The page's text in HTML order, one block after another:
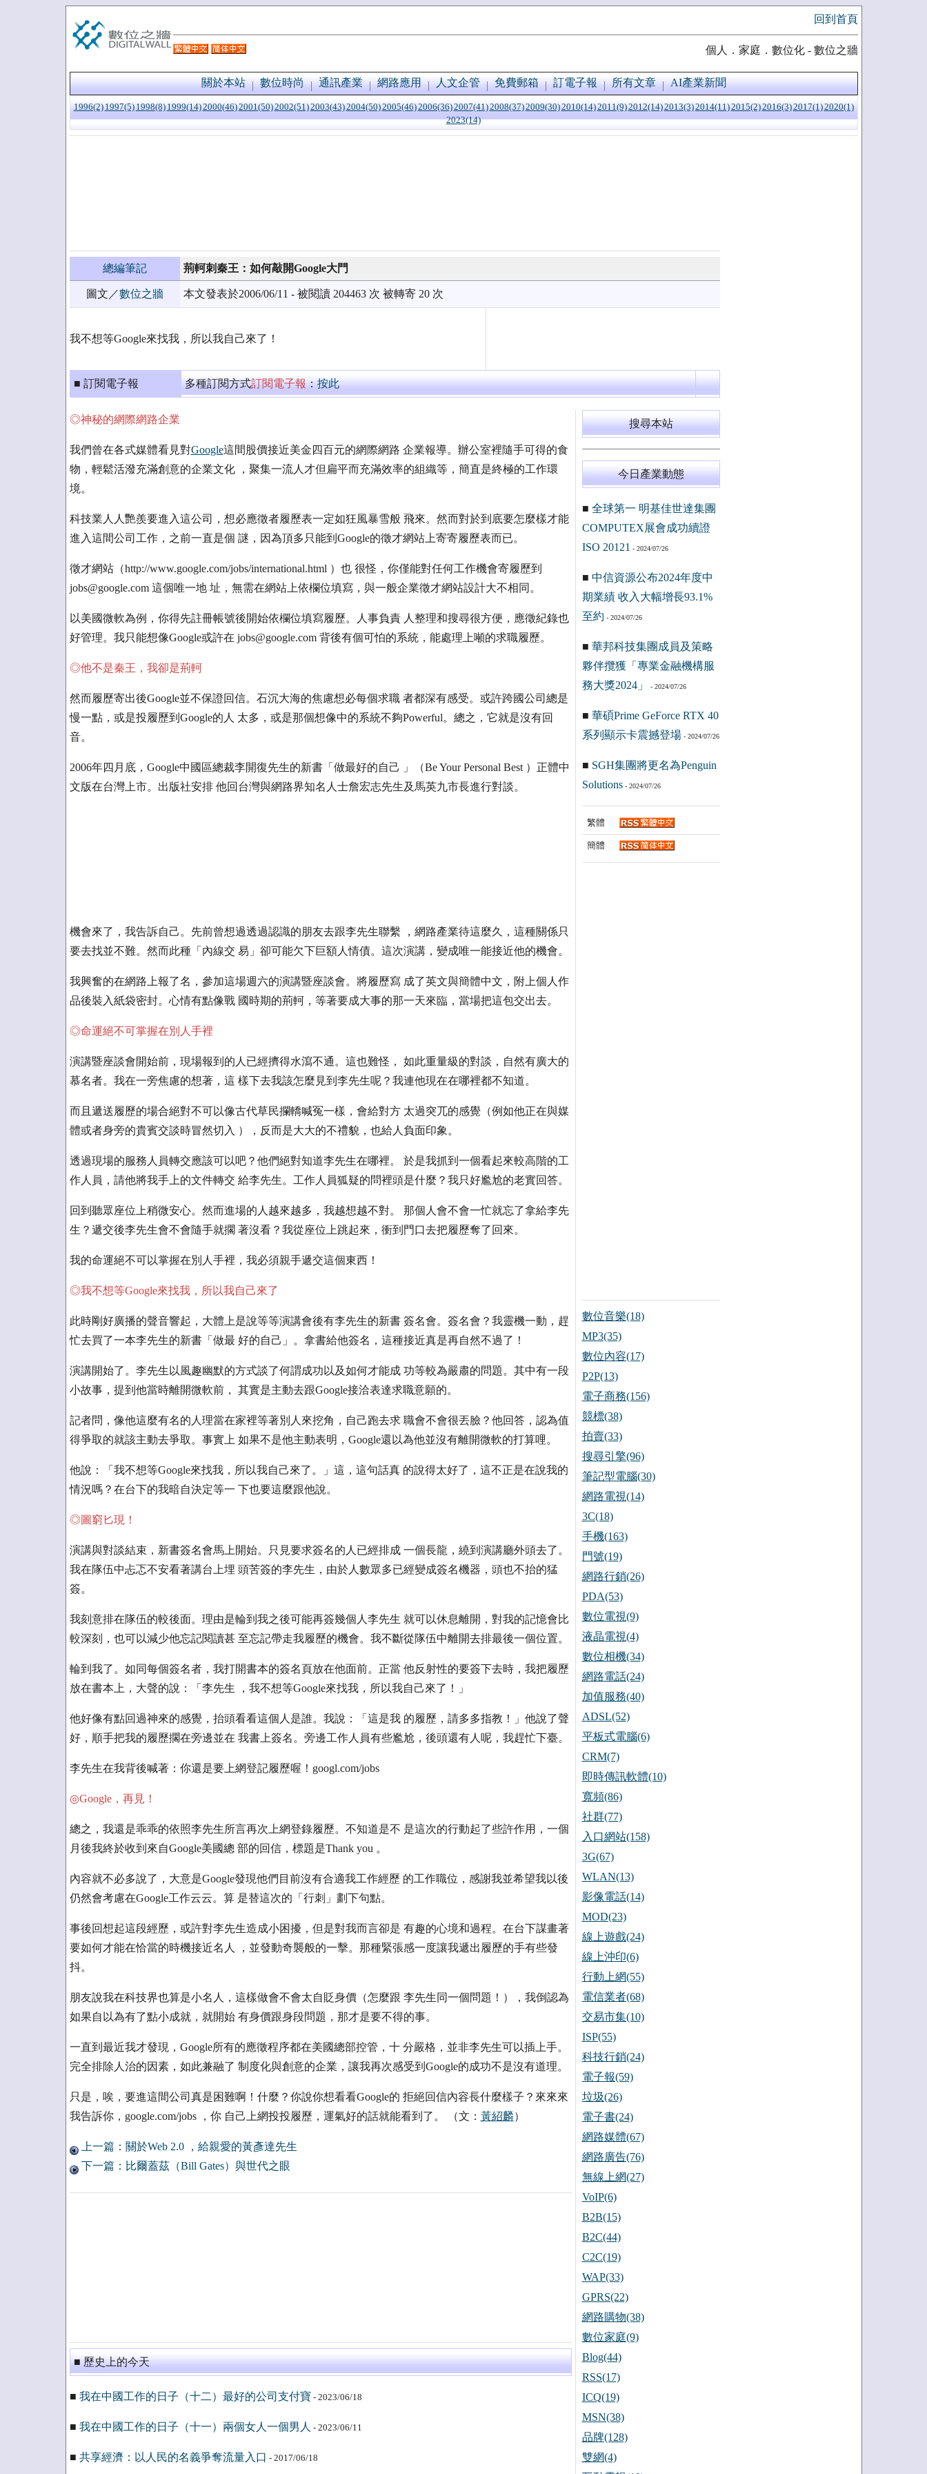
回到首頁
個人．家庭．數位化 - 數位之牆
關於本站 數位時尚 通訊產業 網路應用 人文企管 免費郵箱 訂電子報 所有文章 AI產業新聞
1996(2) 1997(5) 1998(8) 1999(14)2000(46)2001(50)2002(51)2003(43)2004(50)2005(46)2006(36)2007(41)2008(37)2009(30)2010(14)2011(9)2012(14)2013(3)2014(11)2015(2)2016(3)2017(1)2020(1)
2023(14)
總編筆記 荊軻刺秦王：如何敲開Google大門
圖文／數位之牆 本文發表於2006/06/11 - 被閱讀 204463 次 被轉寄 20 次
我不想等Google來找我，所以我自己來了！
■ 訂閱電子報 多種訂閱方式訂閱電子報：按此
◎神秘的網際網路企業
我們曾在各式媒體看見對Google這間股價接近美金四百元的網際網路 企業報導。辦公室裡隨手可得的食
物，輕鬆活潑充滿創意的企業文化 ，聚集一流人才但扁平而充滿效率的組織等，簡直是終極的工作環
境。
科技業人人艷羨要進入這公司，想必應徵者履歷表一定如狂風暴雪般 飛來。然而對於到底要怎麼樣才能
進入這間公司工作，之前一直是個 謎，因為頂多只能到Google的徵才網站上寄寄履歷表而已。
徵才網站（http://www.google.com/jobs/international.html ）也 很怪，你僅能對任何工作機會寄履歷到
jobs@google.com 這個唯一地 址，無需在網站上依欄位填寫，與一般企業徵才網站設計大不相同。
以美國微軟為例，你得先註冊帳號後開始依欄位填寫履歷。人事負責 人整理和搜尋很方便，應徵紀錄也
好管理。我只能想像Google或許在 jobs@google.com 背後有個可怕的系統，能處理上噸的求職履歷。
◎他不是秦王，我卻是荊軻
然而履歷寄出後Google並不保證回信。石沉大海的焦慮想必每個求職 者都深有感受。或許跨國公司總是
慢一點，或是投履歷到Google的人 太多，或是那個想像中的系統不夠Powerful。總之，它就是沒有回
音。
2006年四月底，Google中國區總裁李開復先生的新書「做最好的自己 」（Be Your Personal Best ）正體中
文版在台灣上市。出版社安排 他回台灣與網路界知名人士詹宏志先生及馬英九市長進行對談。
機會來了，我告訴自己。先前曾想過透過認識的朋友去跟李先生聯繫 ，網路產業待這麼久，這種關係只
要去找並不難。然而此種「內線交 易」卻可能欠下巨額人情債。這次演講，變成唯一能接近他的機會。
我興奮的在網路上報了名，參加這場週六的演講暨座談會。將履歷寫 成了英文與簡體中文，附上個人作
品後裝入紙袋密封。心情有點像戰 國時期的荊軻，等著要成大事的那一天來臨，當場把這包交出去。
◎命運絕不可掌握在別人手裡
演講暨座談會開始前，現場報到的人已經擠得水瀉不通。這也難怪， 如此重量級的對談，自然有廣大的
慕名者。我在一旁焦慮的想著，這 樣下去我該怎麼見到李先生呢？我連他現在在哪裡都不知道。
而且遞送履歷的場合絕對不可以像古代草民攔轎喊冤一樣，會給對方 太過突兀的感覺（例如他正在與媒
體或者身旁的貴賓交談時冒然切入 ），反而是大大的不禮貌，也給人負面印象。
透過現場的服務人員轉交應該可以吧？他們絕對知道李先生在哪裡。 於是我抓到一個看起來較高階的工
作人員，請他將我手上的文件轉交 給李先生。工作人員狐疑的問裡頭是什麼？我只好尷尬的老實回答。
回到聽眾座位上稍微安心。然而進場的人越來越多，我越想越不對。 那個人會不會一忙就忘了拿給李先
生？遞交後李先生會不會隨手就擱 著沒看？我從座位上跳起來，衝到門口去把履歷奪了回來。
我的命運絕不可以掌握在別人手裡，我必須親手遞交這個東西！
◎我不想等Google來找我，所以我自己來了
此時剛好廣播的聲音響起，大體上是說等等演講會後有李先生的新書 簽名會。簽名會？我靈機一動，趕
忙去買了一本李先生的新書「做最 好的自己」。拿書給他簽名，這種接近真是再自然不過了！
演講開始了。李先生以風趣幽默的方式談了何謂成功以及如何才能成 功等較為嚴肅的問題。其中有一段
小故事，提到他當時離開微軟前， 其實是主動去跟Google接洽表達求職意願的。
記者問，像他這麼有名的人理當在家裡等著別人來挖角，自己跑去求 職會不會很丟臉？他回答，認為值
得爭取的就該主動去爭取。事實上 如果不是他主動表明，Google還以為他並沒有離開微軟的打算哩。
他說：「我不想等Google來找我，所以我自己來了。」這，這句話真 的說得太好了，這不正是在說我的
情況嗎？在台下的我暗自決定等一 下也要這麼跟他說。
◎圖窮匕現！
演講與對談結束，新書簽名會馬上開始。只見要求簽名的人已經排成 一個長龍，繞到演講廳外頭去了。
我在隊伍中忐忑不安看著講台上埋 頭苦簽的李先生，由於人數眾多已經變成簽名機器，頭也不抬的猛
簽。
我刻意排在隊伍的較後面。理由是輪到我之後可能再簽幾個人李先生 就可以休息離開，對我的記憶會比
較深刻，也可以減少他忘記閱讀甚 至忘記帶走我履歷的機會。我不斷從隊伍中離開去排最後一個位置。
輪到我了。如同每個簽名者，我打開書本的簽名頁放在他面前。正當 他反射性的要簽下去時，我把履歷
放在書本上，大聲的說：「李先生 ，我不想等Google來找我，所以我自己來了！」
他好像有點回過神來的感覺，抬頭看看這個人是誰。我說：「這是我 的履歷，請多多指教！」他說了聲
好，順手把我的履歷擱在旁邊並在 我書上簽名。旁邊工作人員有些尷尬，後頭還有人呢，我趕忙下臺。
李先生在我背後喊著：你還是要上網登記履歷喔！googl.com/jobs
◎Google，再見！
總之，我還是乖乖的依照李先生所言再次上網登錄履歷。不知道是不 是這次的行動起了些許作用，一個
月後我終於收到來自Google美國總 部的回信，標題是Thank you 。
內容就不必多說了，大意是Google發現他們目前沒有合適我工作經歷 的工作職位，感謝我並希望我以後
仍然會考慮在Google工作云云。算 是替這次的「行刺」劃下句點。
事後回想起這段經歷，或許對李先生造成小困擾，但是對我而言卻是 有趣的心境和過程。在台下謀畫著
要如何才能在恰當的時機接近名人 ，並發動奇襲般的一擊。那種緊張感一度讓我遞出履歷的手有些發
抖。
朋友說我在科技界也算是小名人，這樣做會不會太自貶身價（怎麼跟 李先生同一個問題！），我倒認為
如果自以為有了點小成就，就開始 有身價跟身段問題，那才是要不得的事。
一直到最近我才發現，Google所有的應徵程序都在美國總部控管，十 分嚴格，並非李先生可以插上手。
完全排除人治的因素，如此兼融了 制度化與創意的企業，讓我再次感受到Google的成功不是沒有道理。
只是，唉，要進這間公司真是困難啊！什麼？你說你想看看Google的 拒絕回信內容長什麼樣子？來來來
我告訴你，google.com/jobs ，你 自己上網投投履歷，運氣好的話就能看到了。 （文： 黃紹麟）
上一篇：關於Web 2.0 ，給親愛的黃彥達先生
下一篇：比爾蓋茲（Bill Gates）與世代之眼
■ 歷史上的今天
■ 我在中國工作的日子（十二）最好的公司支付寶 - 2023/06/18
■ 我在中國工作的日子（十一）兩個女人一個男人 - 2023/06/11
■ 共享經濟：以人民的名義爭奪流量入口 - 2017/06/18
搜尋本站
今日產業動態
■ 全球第一 明基佳世達集團
COMPUTEX展會成功續證
ISO 20121 - 2024/07/26
■ 中信資源公布2024年度中
期業績 收入大幅增長93.1%
至約 - 2024/07/26
■ 華邦科技集團成員及策略
夥伴攬獲「專業金融機構服
務大獎2024」
- 2024/07/26
■ 華碩Prime GeForce RTX 40
系列顯示卡震撼登場- 2024/07/26
■ SGH集團將更名為Penguin
Solutions- 2024/07/26
繁體
簡體
數位音樂(18)
MP3(35)
數位內容(17)
P2P(13)
電子商務(156)
競標(38)
拍賣(33)
搜尋引擎(96)
筆記型電腦(30)
網路電視(14)
3C(18)
手機(163)
門號(19)
網路行銷(26)
PDA(53)
數位電視(9)
液晶電視(4)
數位相機(34)
網路電話(24)
加值服務(40)
ADSL(52)
平板式電腦(6)
CRM(7)
即時傳訊軟體(10)
寬頻(86)
社群(77)
入口網站(158)
3G(67)
WLAN(13)
影像電話(14)
MOD(23)
線上遊戲(24)
線上沖印(6)
行動上網(55)
電信業者(68)
交易市集(10)
ISP(55)
科技行銷(24)
電子報(59)
垃圾(26)
電子書(24)
網路媒體(67)
網路廣告(76)
無線上網(27)
VoIP(6)
B2B(15)
B2C(44)
C2C(19)
WAP(33)
GPRS(22)
網路購物(38)
數位家庭(9)
Blog(44)
RSS(17)
ICQ(19)
MSN(38)
品牌(128)
雙網(4)